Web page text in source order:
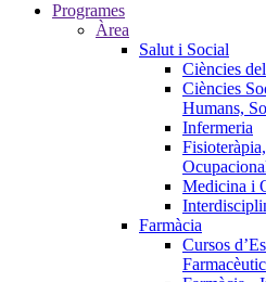
Programes
Àrea
Salut i Social
Ciències
Ciències
Humans,
Infermeria
Medicina i
Farmàcia
Cursos